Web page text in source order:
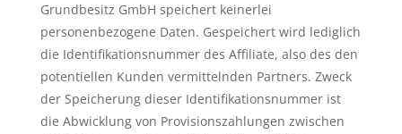
Grundbesitz GmbH speichert keinerlei
personenbezogene Daten. Gespeichert wird lediglich
die Identifikationsnummer des Affiliate, also des den
potentiellen Kunden vermittelnden Partners. Zweck
der Speicherung dieser Identifikationsnummer ist
die Abwicklung von Provisionszahlungen zwischen